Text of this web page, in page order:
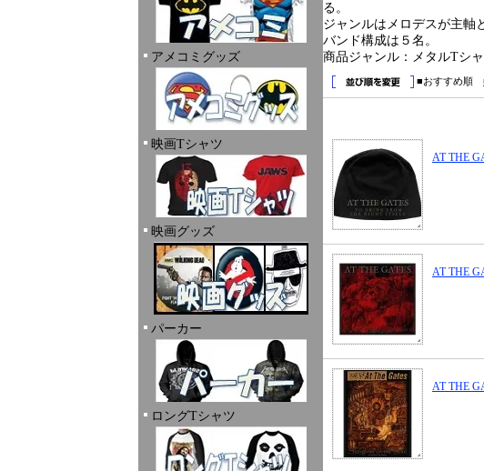
アメコミグッズ
映画Tシャツ
映画グッズ
パーカー
ロングTシャツ
る。
ジャンルはメロデスが主軸
バンド構成は５名。
商品ジャンル：メタルTシ
■おすすめ順
AT THE
AT THE
AT THE